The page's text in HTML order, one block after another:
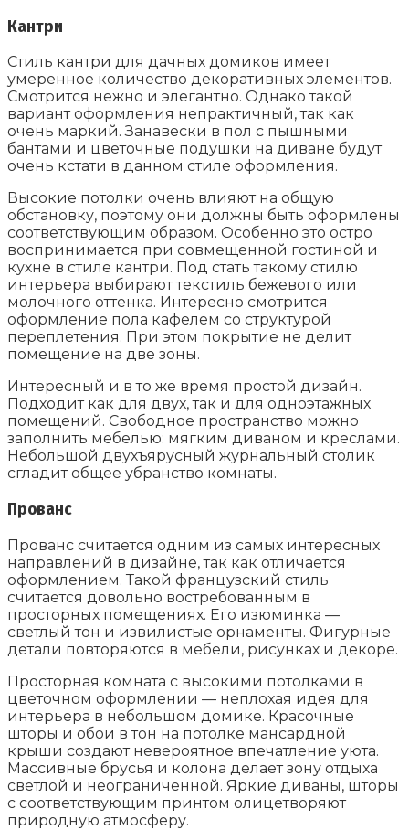
Кантри
Стиль кантри для дачных домиков имеет
умеренное количество декоративных элементов.
Смотрится нежно и элегантно. Однако такой
вариант оформления непрактичный, так как
очень маркий. Занавески в пол с пышными
бантами и цветочные подушки на диване будут
очень кстати в данном стиле оформления.
Высокие потолки очень влияют на общую
обстановку, поэтому они должны быть оформлены
соответствующим образом. Особенно это остро
воспринимается при совмещенной гостиной и
кухне в стиле кантри. Под стать такому стилю
интерьера выбирают текстиль бежевого или
молочного оттенка. Интересно смотрится
оформление пола кафелем со структурой
переплетения. При этом покрытие не делит
помещение на две зоны.
Интересный и в то же время простой дизайн.
Подходит как для двух, так и для одноэтажных
помещений. Свободное пространство можно
заполнить мебелью: мягким диваном и креслами.
Небольшой двухъярусный журнальный столик
сгладит общее убранство комнаты.
Прованс
Прованс считается одним из самых интересных
направлений в дизайне, так как отличается
оформлением. Такой французский стиль
считается довольно востребованным в
просторных помещениях. Его изюминка —
светлый тон и извилистые орнаменты. Фигурные
детали повторяются в мебели, рисунках и декоре.
Просторная комната с высокими потолками в
цветочном оформлении — неплохая идея для
интерьера в небольшом домике. Красочные
шторы и обои в тон на потолке мансардной
крыши создают невероятное впечатление уюта.
Массивные брусья и колона делает зону отдыха
светлой и неограниченной. Яркие диваны, шторы
с соответствующим принтом олицетворяют
природную атмосферу.